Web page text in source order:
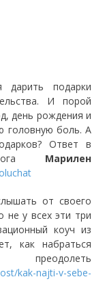
дарить подарки
И порой
день рождения и
головную боль. А
Ответ в
Марилен
от своего
не у всех эти три
коуч из
как набраться
kak-najti-v-sebe-